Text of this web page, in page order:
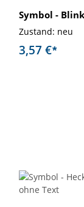
Symbol -
Zustand: neu
3,57 €*